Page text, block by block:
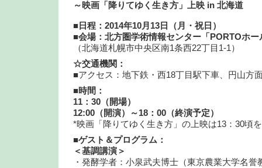
～映画「降りてゆく生き方」上映 in 北海道
■日程：2014年10月13日（月・祝日）
■会場：北方圏学術情報センター「PORTOホー
（北海道札幌市中央区南1条西22丁目1-1）
☆交通機関：
■アクセス：地下鉄・西18丁目駅下車、円山方
■時間：
11：30（開場）
12:00（開演）～18：00（終演予定）
*映画「降りてゆく生き方」の上映は13：30頃
■ゲスト＆プログラム：
＜基調講演＞
・発酵学者：小泉武夫博士（東京農業大学名誉